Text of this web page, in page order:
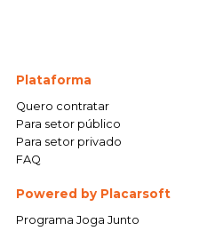
Plataforma
Quero contratar
Para setor público
Para setor privado
FAQ
Powered by Placarsoft
Programa Joga Junto